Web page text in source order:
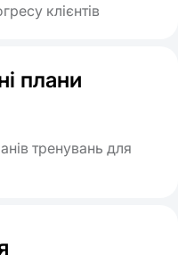
клієнтів
плани
тренувань для